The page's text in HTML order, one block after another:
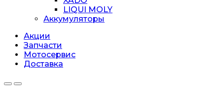
LIQUI MOLY
Аккумуляторы
Акции
Запчасти
Мотосервис
Доставка